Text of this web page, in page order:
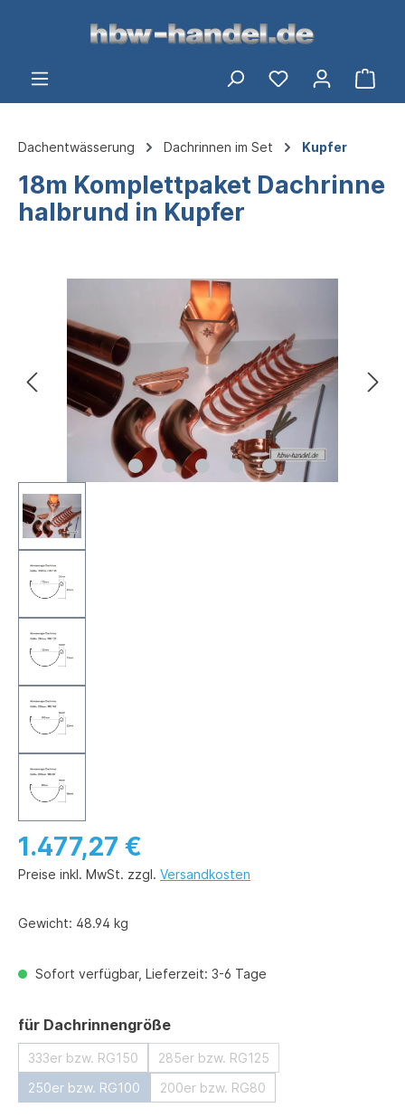
springen
Dachentwässerung Dachrinnen im Set Kupfer
18m Komplettpaket Dachrinne
halbrund in Kupfer
1.477,27 €
Preise inkl. MwSt. zzgl. Versandkosten
Gewicht: 48.94 kg
Sofort verfügbar, Lieferzeit: 3-6 Tage
für Dachrinnengrößeauswählen
333er bzw. RG150
285er bzw. RG125
250er bzw. RG100
200er bzw. RG80